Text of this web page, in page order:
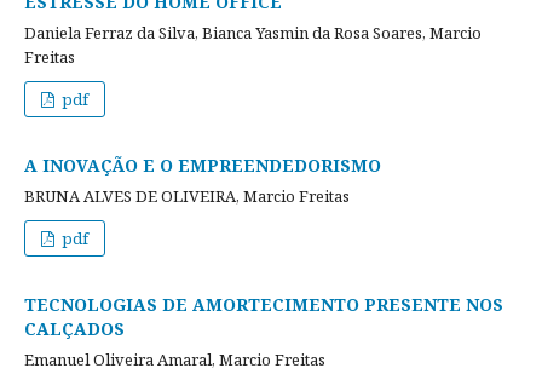
Daniela Ferraz da Silva, Bianca Yasmin da Rosa Soares, Marcio
Freitas
pdf
A INOVAÇÃO E O EMPREENDEDORISMO
BRUNA ALVES DE OLIVEIRA, Marcio Freitas
pdf
TECNOLOGIAS DE AMORTECIMENTO PRESENTE NOS
CALÇADOS
Emanuel Oliveira Amaral, Marcio Freitas